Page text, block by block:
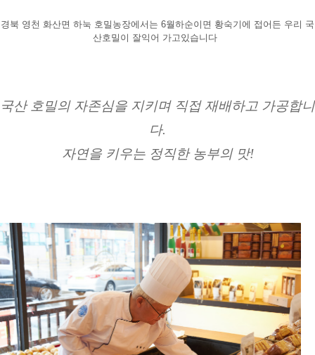
경북 영천 화산면 하눅 호밀농장에서는 6월하순이면 황숙기에 접어든 우리 국
산호밀이 잘익어 가고있습니다
국산 호밀의 자존심을 지키며 직접 재배하고 가공합니
다.
자연을 키우는 정직한 농부의 맛!